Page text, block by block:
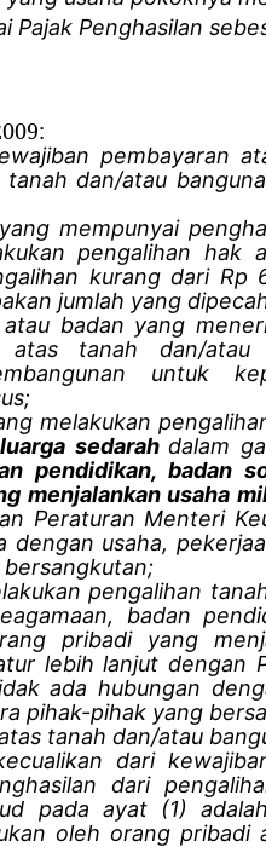
Pajak Penghasilan
pembayaran
dan/atau
mempunyai
pengalihan hak
kurang dari Rp
jumlah yang
badan yang
atas tanah dan/atau
untuk
melakukan
sedarahdalam
pendidikan, badan
menjalankan usaha
Peraturan Menteri
dengan usaha,
pengalihan
badan
pribadi yang
lebih lanjut dengan
ada hubungan
pihak-pihak yang
tanah dan/atau
dari
dari
pada ayat (1)
oleh orang